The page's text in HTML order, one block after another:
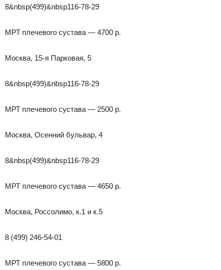
8&nbsp(499)&nbsp116-78-29
МРТ плечевого сустава — 4700 р.
Москва, 15-я Парковая, 5
8&nbsp(499)&nbsp116-78-29
МРТ плечевого сустава — 2500 р.
Москва, Осенний бульвар, 4
8&nbsp(499)&nbsp116-78-29
МРТ плечевого сустава — 4650 р.
Москва, Россолимо, к.1 и к.5
8 (499) 246-54-01
МРТ плечевого сустава — 5800 р.